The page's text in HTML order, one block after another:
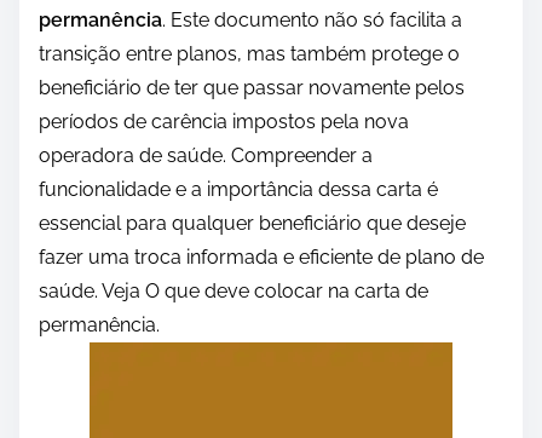
permanência. Este documento não só facilita a
transição entre planos, mas também protege o
beneficiário de ter que passar novamente pelos
períodos de carência impostos pela nova
operadora de saúde. Compreender a
funcionalidade e a importância dessa carta é
essencial para qualquer beneficiário que deseje
fazer uma troca informada e eficiente de plano de
saúde. Veja O que deve colocar na carta de
permanência.